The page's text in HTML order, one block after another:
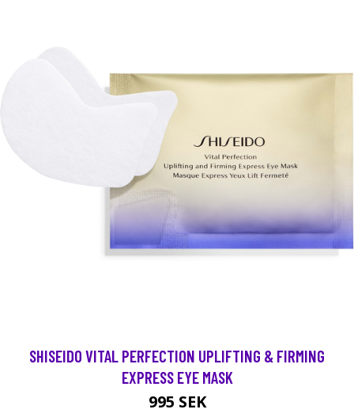
SHISEIDO VITAL PERFECTION UPLIFTING & FIRMING
EXPRESS EYE MASK
995 SEK